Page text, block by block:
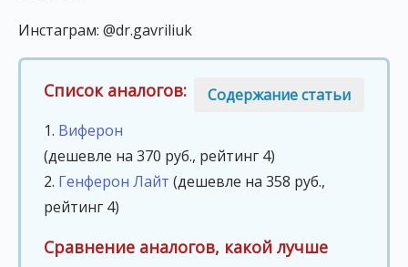
Инстаграм: @dr.gavriliuk
Содержание статьи
Список аналогов:
1. Виферон
(дешевле на 370 руб., рейтинг 4)
2. Генферон Лайт (дешевле на 358 руб.,
рейтинг 4)
Сравнение аналогов, какой лучше